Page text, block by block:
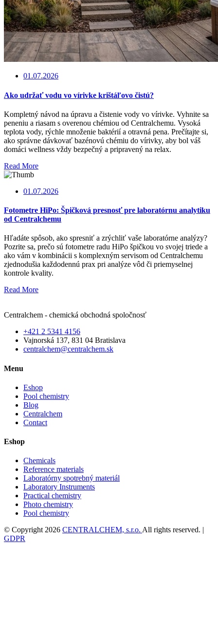
01.07.2026
Ako udržať vodu vo vírivke krištáľovo čistú?
Kompletný návod na úpravu a čistenie vody vo vírivke. Vyhnite sa
peneniu a riasam s overenou chémiou od Centralchemu. Vysoká
teplota vody, rýchle množenie baktérií a otravná pena. Prečítajte si,
ako správne dávkovať bazénovú chémiu do vírivky, aby bol váš
domáci wellness vždy bezpečný a pripravený na relax.
Read More
01.07.2026
Fotometre HiPo: Špičková presnosť pre laboratórnu analytiku
od Centralchemu
Hľadáte spôsob, ako spresniť a zrýchliť vaše laboratórne analýzy?
Pozrite sa, prečo sú fotometre radu HiPo špičkou vo svojej triede a
ako vám v kombinácii s komplexným servisom od Centralchemu
zjednodušia každodennú prax pri analýze vôd či priemyselnej
kontrole kvality.
Read More
Centralchem - chemická obchodná spoločnosť
+421 2 5341 4156
Vajnorská 137, 831 04 Bratislava
centralchem@centralchem.sk
Menu
Eshop
Pool chemistry
Blog
Centralchem
Contact
Eshop
Chemicals
Reference materials
Laboratórny spotrebný materiál
Laboratory Instruments
Practical chemistry
Photo chemistry
Pool chemistry
© Copyright 2026 CENTRALCHEM, s.r.o. All rights reserved. |
GDPR